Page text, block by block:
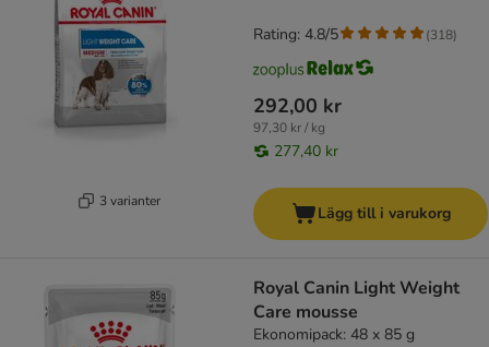
3 varianter
292,00 kr
97,30 kr / kg
277,40 kr
Rating: 4.8/5 (318)
Lägg till i varukorg
Royal Canin Light Weight
Care mousse
Ekonomipack: 48 x 85 g